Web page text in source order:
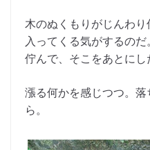
木のぬくもりがじんわ
入ってくる気がするの
佇んで、そこをあとにし
漲る何かを感じつつ。
ら。